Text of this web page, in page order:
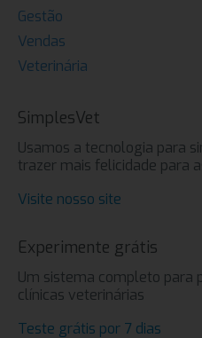
Gestão
Vendas
Veterinária
SimplesVet
Usamos a tecnologia para
trazer mais felicidade para
Visite nosso site
Experimente grátis
Um sistema completo para
clínicas veterinárias
Teste grátis por 7 dias